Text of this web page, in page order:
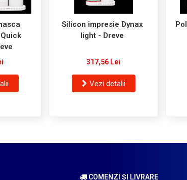
Silicon impresie Dynax
light - Dreve
317,56 Lei
Vezi detalii
COMENZI ŞI LIVRARE